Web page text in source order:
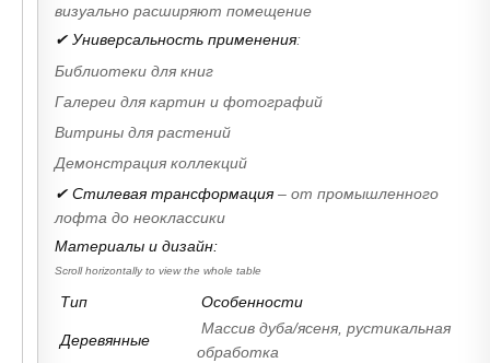
визуально расширяют помещение
✔ Универсальность применения:
Библиотеки для книг
Галереи для картин и фотографий
Витрины для растений
Демонстрация коллекций
✔ Стилевая трансформация– от промышленного
лофта до неоклассики
Материалы и дизайн:
Тип Особенности
Деревянные
Массив дуба/ясеня, рустикальная
обработка